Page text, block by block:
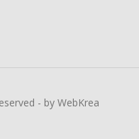
- by WebKrea